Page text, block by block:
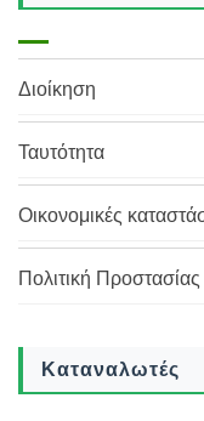
Διοίκηση
Ταυτότητα
Οικονομικές
Πολιτική
Καταναλωτές